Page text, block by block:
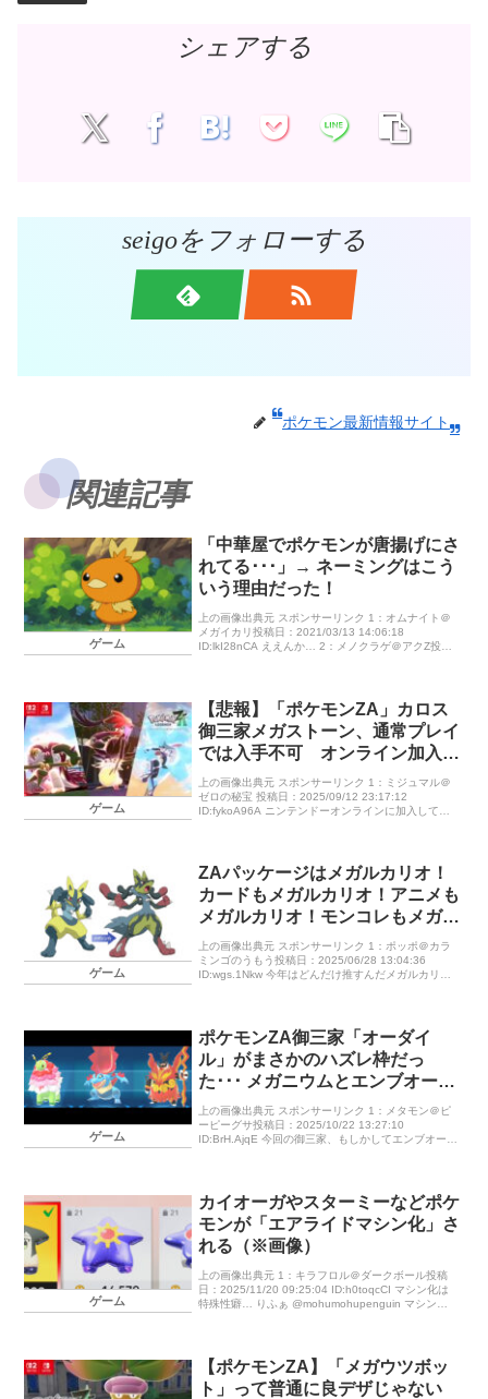
シェアする
seigoをフォローする
ポケモン最新情報サイト
関連記事
ゲーム
「中華屋でポケモンが唐揚げにさ
れてる･･･」→ ネーミングはこう
いう理由だった！
上の画像出典元 スポンサーリンク 1：オムナイト＠
メガイカリ投稿日：2021/03/13 14:06:18
ID:lkI28nCA ええんか… 2：メノクラゲ＠アクZ投稿
ゲーム
【悲報】「ポケモンZA」カロス
御三家メガストーン、通常プレイ
では入手不可 オンライン加入必
須の模様
上の画像出典元 スポンサーリンク 1：ミジュマル＠
ゼロの秘宝 投稿日：2025/09/12 23:17:12
ID:fykoA96A ニンテンドーオンラインに加入してラ
ゲーム
ZAパッケージはメガルカリオ！
カードもメガルカリオ！アニメも
メガルカリオ！モンコレもメガル
カリオ！1番くじもメガルカリ
オ！
上の画像出典元 スポンサーリンク 1：ポッポ＠カラ
ミンゴのうもう投稿日：2025/06/28 13:04:36
ID:wgs.1Nkw 今年はどんだけ推すんだメガルカリ
ゲーム
ポケモンZA御三家「オーダイ
ル」がまさかのハズレ枠だっ
た･･･ メガニウムとエンブオーが
ここまで使えるとは
上の画像出典元 スポンサーリンク 1：メタモン＠ピ
ーピーグサ投稿日：2025/10/22 13:27:10
ID:BrH.AjqE 今回の御三家、もしかしてエンブオーが
ゲーム
カイオーガやスターミーなどポケ
モンが「エアライドマシン化」さ
れる（※画像）
上の画像出典元 1：キラフロル＠ダークボール投稿
日：2025/11/20 09:25:04 ID:h0toqcCI マシン化は
特殊性癖… りふぁ @mohumohupenguin マシン市
【ポケモンZA】「メガウツボッ
ト」って普通に良デザじゃない